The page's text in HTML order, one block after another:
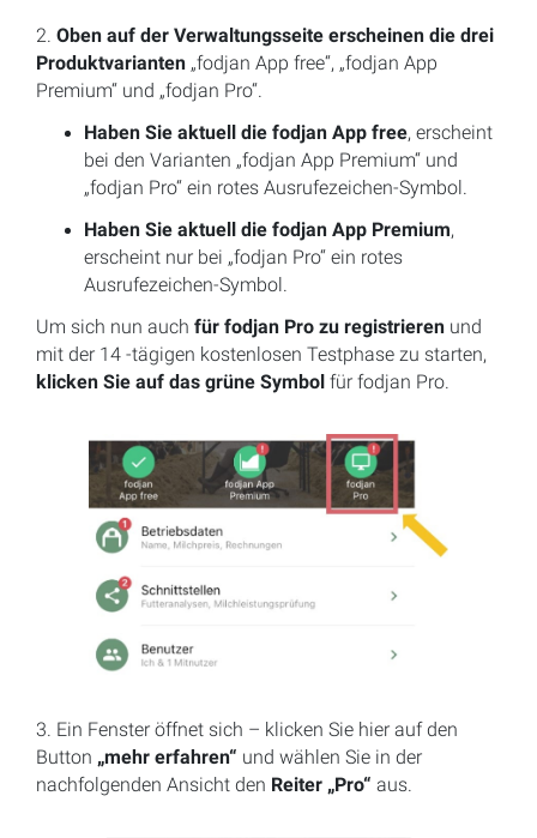
2. Oben auf der Verwaltungsseite erscheinen die drei
Produktvarianten „fodjan App free“, „fodjan App
Premium“ und „fodjan Pro“.
Haben Sie aktuell die fodjan App free, erscheint
bei den Varianten „fodjan App Premium“ und
„fodjan Pro“ ein rotes Ausrufezeichen-Symbol.
Haben Sie aktuell die fodjan App Premium,
erscheint nur bei „fodjan Pro“ ein rotes
Ausrufezeichen-Symbol.
Um sich nun auch für fodjan Pro zu registrieren und
mit der 14 -tägigen kostenlosen Testphase zu starten,
klicken Sie auf das grüne Symbol für fodjan Pro.
3. Ein Fenster öffnet sich – klicken Sie hier auf den
Button „mehr erfahren“ und wählen Sie in der
nachfolgenden Ansicht den Reiter „Pro“ aus.